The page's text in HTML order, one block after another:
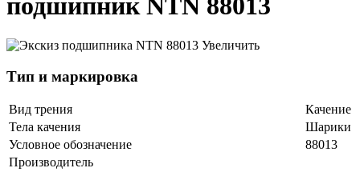
подшипник NTN 88013
Увеличить
Тип и маркировка
Вид трения
Качение
Тела качения
Шарики
Условное обозначение
88013
Производитель